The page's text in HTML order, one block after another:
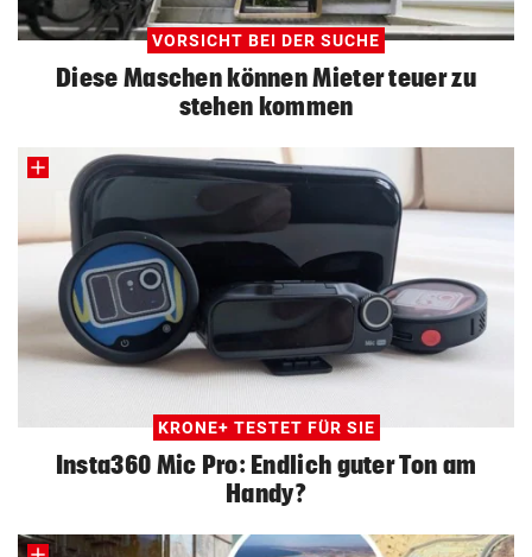
VORSICHT BEI DER SUCHE
Diese Maschen können Mieter teuer zu
stehen kommen
KRONE+ TESTET FÜR SIE
Insta360 Mic Pro: Endlich guter Ton am
Handy?